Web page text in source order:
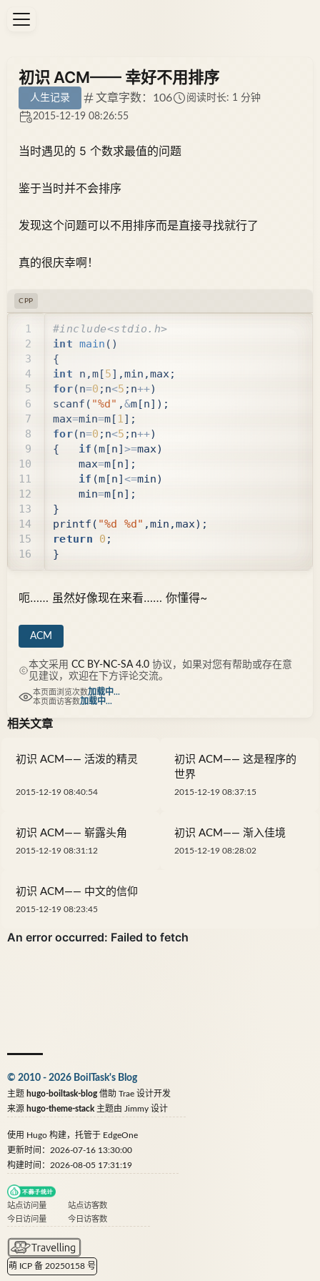
初识 ACM—— 幸好不用排序
人生记录 文章字数：106
阅读时长: 1 分钟
2015-12-19 08:26:55
当时遇见的 5 个数求最值的问题
鉴于当时并不会排序
发现这个问题可以不用排序而是直接寻找就行了
真的很庆幸啊！
CPP
14
int main ()
{
int
n ,m[5],min ,max;
for(n=0 ; n<5 ; n++)
scanf ( "%d" ,&m[n]);
max=min=m[1];
for(n=0 ; n<5 ; n++)
{
if (m[n]>=max)
max=m[n];
if (m[n]<=min)
min=m[n];
}
printf ( "%d %d" ,min ,max);
return
0 ;
}
呃…… 虽然好像现在来看…… 你懂得~
ACM
本文采用 CC BY-NC-SA 4.0协议，如果对您有帮助或存在意
见建议，欢迎在下方评论交流。
本页面浏览次数加载中...
本页面访客数加载中...
相关文章
初识 ACM—— 活泼的精灵
2015-12-19 08:40:54
初识 ACM—— 这是程序的
世界
2015-12-19 08:37:15
初识 ACM—— 崭露头角
2015-12-19 08:31:12
初识 ACM—— 渐入佳境
2015-12-19 08:28:02
初识 ACM—— 中文的信仰
2015-12-19 08:23:45
© 2010 - 2026 BoilTask's Blog
主题 hugo-boiltask-blog借助 Trae 设计开发
来源 hugo-theme-stack 主题由 Jimmy 设计
使用 Hugo 构建，托管于 EdgeOne
更新时间：2026-07-16 13:30:00
构建时间：2026-08-05 17:31:19
站点访问量
站点访客数
今日访问量
今日访客数
萌 ICP 备 20250158 号